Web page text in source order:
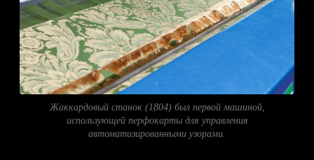
Жаккардовый станок (1804) был первой машиной,
использующей перфокарты для управления
автоматизированными узорами.